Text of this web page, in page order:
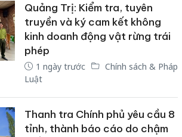
Quảng Trị: Kiểm tra, tuyên
truyền và ký cam kết không
kinh doanh động vật rừng trái
phép
1 ngày trước
Chính sách & Pháp
Luật
Thanh tra Chính phủ yêu cầu 8
tỉnh, thành báo cáo do chậm